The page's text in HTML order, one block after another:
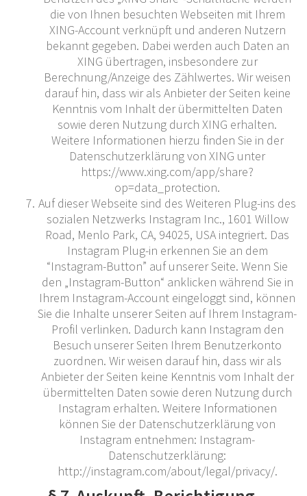
die von Ihnen besuchten Webseiten mit Ihrem
XING-Account verknüpft und anderen Nutzern
bekannt gegeben. Dabei werden auch Daten an
XING übertragen, insbesondere zur
Berechnung/Anzeige des Zählwertes. Wir weisen
darauf hin, dass wir als Anbieter der Seiten keine
Kenntnis vom Inhalt der übermittelten Daten
sowie deren Nutzung durch XING erhalten.
Weitere Informationen hierzu finden Sie in der
Datenschutzerklärung von XING unter
https://www.xing.com/app/share?
op=data_protection.
Auf dieser Webseite sind des Weiteren Plug-ins des
sozialen Netzwerks Instagram Inc., 1601 Willow
Road, Menlo Park, CA, 94025, USA integriert. Das
Instagram Plug-in erkennen Sie an dem
“Instagram-Button” auf unserer Seite. Wenn Sie
den „Instagram-Button“ anklicken während Sie in
Ihrem Instagram-Account eingeloggt sind, können
Sie die Inhalte unserer Seiten auf Ihrem Instagram-
Profil verlinken. Dadurch kann Instagram den
Besuch unserer Seiten Ihrem Benutzerkonto
zuordnen. Wir weisen darauf hin, dass wir als
Anbieter der Seiten keine Kenntnis vom Inhalt der
übermittelten Daten sowie deren Nutzung durch
Instagram erhalten. Weitere Informationen
können Sie der Datenschutzerklärung von
Instagram entnehmen: Instagram-
Datenschutzerklärung:
http://instagram.com/about/legal/privacy/.